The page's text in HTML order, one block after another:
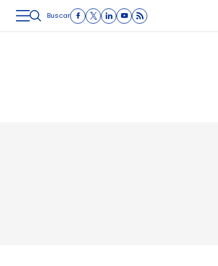
LOGÍSTICA INMOLOGÍSTICA INTRALOGÍSTICA
Buscar